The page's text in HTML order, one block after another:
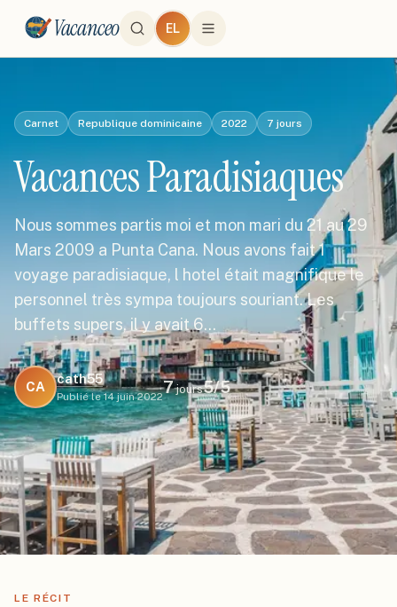
Vacanceo EL
Carnet Republique dominicaine 2022 7 jours
Vacances Paradisiaques
Nous sommes partis moi et mon mari du 21 au 29
Mars 2009 a Punta Cana. Nous avons fait 1
voyage paradisiaque, l hotel était magnifique le
personnel très sympa toujours souriant. Les
buffets supers, il y avait 6…
CA
cath55
Publié le 14 juin 2022
7jours5/5
LE RÉCIT